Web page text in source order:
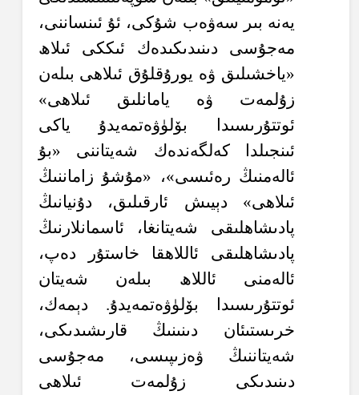
يەنە بىر سەۋەب شۇكى، ئۇ ئىنساننى،
مەجۇسى دىنىدىكىدەك ئىككى ئىلاھ
«ياخشىلىق ۋە يورۇقلۇق ئىلاھى بىلەن
زۇلمەت ۋە يامانلىق ئىلاھى»
ئوتتۇرىسىدا بۆلۈۋەتمەيدۇ ياكى
ئىنجىلدا كەلگەندەك شەيتاننى «بۇ
ئالەمنىڭ رەئىسى»، «مۇشۇ زاماننىڭ
ئىلاھى» دېيىش ئارقىلىق، دۇنيانىڭ
پادىشاھلىقى شەيتانغا، ئاسمانلارنىڭ
پادىشاھلىقى ئاللاھقا خاستۇر دەپ،
ئالەمنى ئاللاھ بىلەن شەيتان
ئوتتۇرىسىدا بۆلۈۋەتمەيدۇ. دېمەك،
خرىستىئان دىنىنىڭ قارىشىدىكى،
شەيتاننىڭ ۋەزىپىسى، مەجۇسى
دىنىدىكى زۇلمەت ئىلاھى